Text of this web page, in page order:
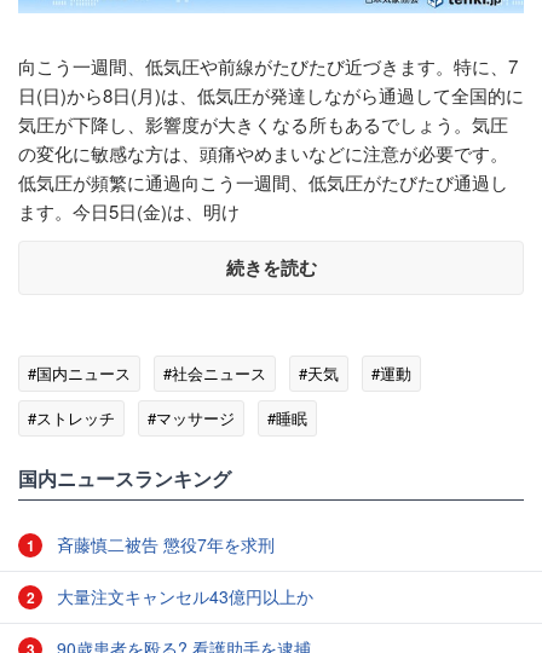
向こう一週間、低気圧や前線がたびたび近づきます。特に、7
日(日)から8日(月)は、低気圧が発達しながら通過して全国的に
気圧が下降し、影響度が大きくなる所もあるでしょう。気圧
の変化に敏感な方は、頭痛やめまいなどに注意が必要です。
低気圧が頻繁に通過向こう一週間、低気圧がたびたび通過し
ます。今日5日(金)は、明け
続きを読む
#国内ニュース #社会ニュース #天気
#運動
#ストレッチ
#マッサージ #睡眠
国内ニュースランキング
1 斉藤慎二被告 懲役7年を求刑
2 大量注文キャンセル43億円以上か
90歳患者を殴る? 看護助手を逮捕